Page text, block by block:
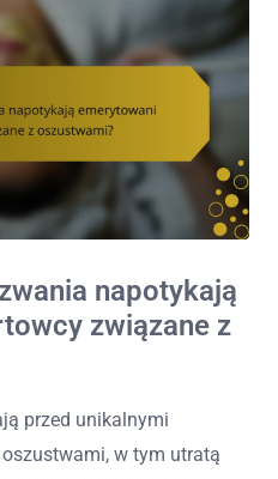
napotykają
związane z
przed unikalnymi
w tym utratą